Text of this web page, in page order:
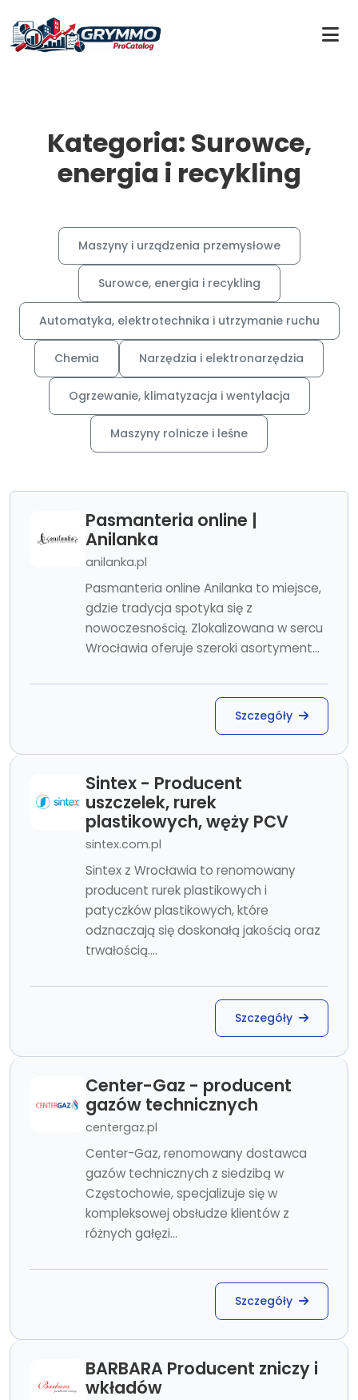
Kategoria: Surowce,
energia i recykling
Maszyny i urządzenia przemysłowe
Surowce, energia i recykling
Automatyka, elektrotechnika i utrzymanie ruchu
Chemia Narzędzia i elektronarzędzia
Ogrzewanie, klimatyzacja i wentylacja
Maszyny rolnicze i leśne
Pasmanteria online |
Anilanka
anilanka.pl
Pasmanteria online Anilanka to miejsce,
gdzie tradycja spotyka się z
nowoczesnością. Zlokalizowana w sercu
Wrocławia oferuje szeroki asortyment...
Szczegóły
Sintex - Producent
uszczelek, rurek
plastikowych, węży PCV
sintex.com.pl
Sintex z Wrocławia to renomowany
producent rurek plastikowych i
patyczków plastikowych, które
odznaczają się doskonałą jakością oraz
trwałością....
Szczegóły
Center-Gaz - producent
gazów technicznych
centergaz.pl
Center-Gaz, renomowany dostawca
gazów technicznych z siedzibą w
Częstochowie, specjalizuje się w
kompleksowej obsłudze klientów z
różnych gałęzi...
Szczegóły
BARBARA Producent zniczy i
wkładów